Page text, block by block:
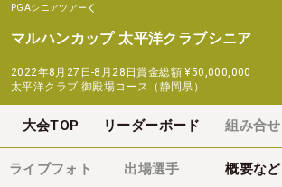
PGAシニアツアー
マルハンカップ 太平洋クラブシニア
2022年8月27日-8月28日賞金総額 ¥50,000,000
太平洋クラブ 御殿場コース（静岡県）
大会TOP リーダーボード 組み合せ
ライブフォト 出場選手 概要など